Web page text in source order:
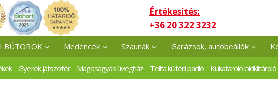
Értékesítés:
+36 20 322 3232
BÚTOROK Medencék Szaunák Garázsok, autóbeállók
Gyerek játszótér Magaságyás üvegház Telifa kültéri padló Kukatároló biciklitároló